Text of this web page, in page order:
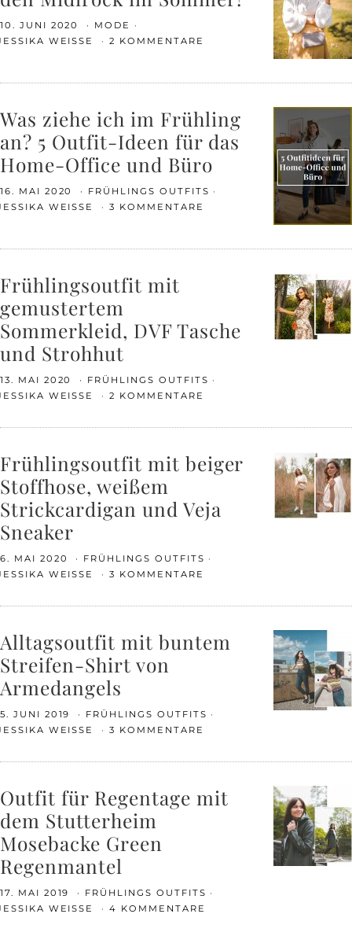
10. JUNI 2020
MODE
WEISSE
2 KOMMENTARE
Was ziehe ich im Frühling
an? 5 Outfit-Ideen für das
Home-Office und Büro
16. MAI 2020
FRÜHLINGS OUTFITS
WEISSE
3 KOMMENTARE
Frühlingsoutfit mit
gemustertem
Sommerkleid, DVF Tasche
und Strohhut
13. MAI 2020
FRÜHLINGS OUTFITS
WEISSE
2 KOMMENTARE
Frühlingsoutfit mit beiger
Stoffhose, weißem
Strickcardigan und Veja
Sneaker
6. MAI 2020
FRÜHLINGS OUTFITS
WEISSE
3 KOMMENTARE
Alltagsoutfit mit buntem
Streifen-Shirt von
Armedangels
5. JUNI 2019
FRÜHLINGS OUTFITS
WEISSE
3 KOMMENTARE
Outfit für Regentage mit
dem Stutterheim
Mosebacke Green
Regenmantel
17. MAI 2019
FRÜHLINGS OUTFITS
WEISSE
4 KOMMENTARE